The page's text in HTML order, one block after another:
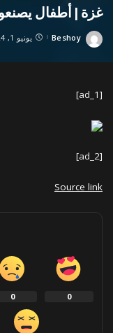
غزة | أطفال
Posted
Beshoy يونيو 1, 2024
[ad_1]
[ad_2]
Source link
0
0